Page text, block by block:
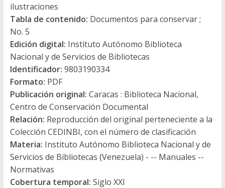
ilustraciones
Tabla de contenido: Documentos para conservar ;
No. 5
Edición digital: Instituto Autónomo Biblioteca
Nacional y de Servicios de Bibliotecas
Identificador: 9803190334
Formato: PDF
Publicación original: Caracas : Biblioteca Nacional,
Centro de Conservación Documental
Relación: Reproducción del original perteneciente a la
Colección CEDINBI, con el número de clasificación
Materia: Instituto Autónomo Biblioteca Nacional y de
Servicios de Bibliotecas (Venezuela) - -- Manuales --
Normativas
Cobertura temporal: Siglo XXI